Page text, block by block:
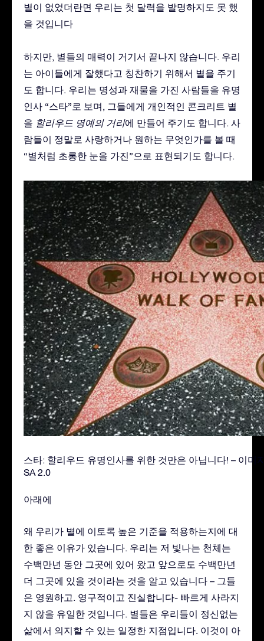
별이 없었더란면 우리는 첫 달력을 발명하지도 못 했
을 것입니다
하지만, 별들의 매력이 거기서 끝나지 않습니다. 우리
는 아이들에게 잘했다고 칭찬하기 위해서 별을 주기
도 합니다. 우리는 명성과 재물을 가진 사람들을 유명
인사 “스타”로 보며, 그들에게 개인적인 콘크리트 별
을 할리우드 명예의 거리에 만들어 주기도 합니다. 사
람들이 정말로 사랑하거나 원하는 무엇인가를 볼 때
“별처럼 초롱한 눈을 가진”으로 표현되기도 합니다.
스타: 할리우드 유명인사를 위한 것만은 아닙니다! – 이미
SA 2.0
아래에
왜 우리가 별에 이토록 높은 기준을 적용하는지에 대
한 좋은 이유가 있습니다. 우리는 저 빛나는 천체는
수백만년 동안 그곳에 있어 왔고 앞으로도 수백만년
더 그곳에 있을 것이라는 것을 알고 있습니다 – 그들
은 영원하고. 영구적이고 진실합니다- 빠르게 사라지
지 않을 유일한 것입니다. 별들은 우리들이 정신없는
삶에서 의지할 수 있는 일정한 지점입니다. 이것이 아